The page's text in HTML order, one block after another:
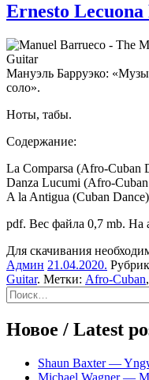
Ernesto
Мануэль Барруэко:
соло».
Ноты, табы.
Содержание:
La Comparsa (Afro-Cuban
Danza Lucumi (Afro-
A la Antigua (Cuban Dance)
pdf. Вес файла 0,7 mb. На
Для скачивания
Админ 21.04.2020.
Guitar. Метки: Afro-Cuban,
Sidebar
Найти:
Новое / Latest
Shaun Baxter —
Michael Wagner —